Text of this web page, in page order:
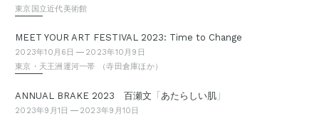
東京国立近代美術館
MEET YOUR ART FESTIVAL 2023: Time to Change
2023年10月6日
2023年10月9日
東京・天王洲運河一帯 （寺田倉庫ほか）
ANNUAL BRAKE 2023 百瀬文 「あたらしい肌 」
2023年9月1日
2023年9月10日